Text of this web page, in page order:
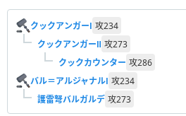
クックアンガーⅠ 攻234
クックアンガーⅡ 攻273
クックカウンター 攻286
バル＝アルジャナルⅠ 攻234
護雷弩バルガルデ 攻273